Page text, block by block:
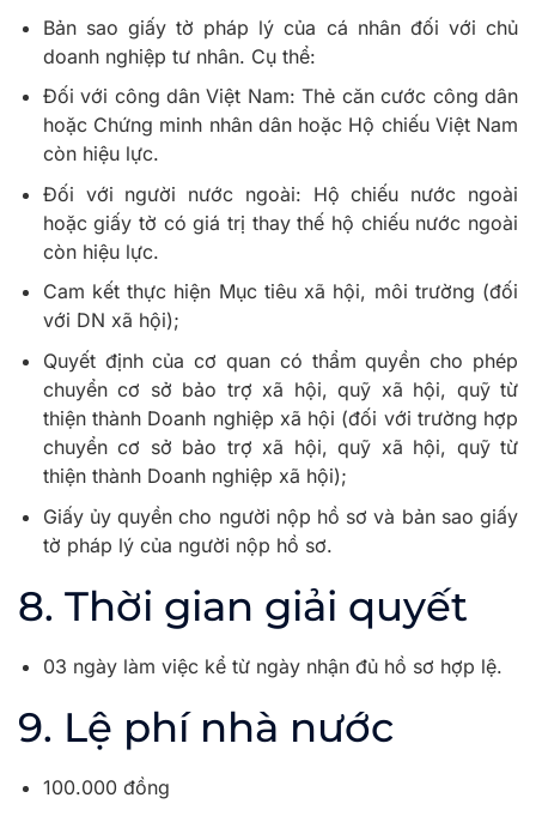
Bản sao giấy tờ pháp lý của cá nhân đối với chủ
doanh nghiệp tư nhân. Cụ thể:
Đối với công dân Việt Nam: Thẻ căn cước công dân
hoặc Chứng minh nhân dân hoặc Hộ chiếu Việt Nam
còn hiệu lực.
Đối với người nước ngoài: Hộ chiếu nước ngoài
hoặc giấy tờ có giá trị thay thế hộ chiếu nước ngoài
còn hiệu lực.
Cam kết thực hiện Mục tiêu xã hội, môi trường (đối
với DN xã hội);
Quyết định của cơ quan có thẩm quyền cho phép
chuyển cơ sở bảo trợ xã hội, quỹ xã hội, quỹ từ
thiện thành Doanh nghiệp xã hội (đối với trường hợp
chuyển cơ sở bảo trợ xã hội, quỹ xã hội, quỹ từ
thiện thành Doanh nghiệp xã hội);
Giấy ủy quyền cho người nộp hồ sơ và bản sao giấy
tờ pháp lý của người nộp hồ sơ.
8. Thời gian giải quyết
03 ngày làm việc kể từ ngày nhận đủ hồ sơ hợp lệ.
9. Lệ phí nhà nước
100.000 đồng